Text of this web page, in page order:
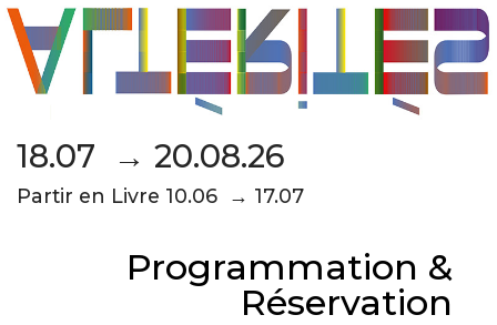
18.07 → 20.08.26
Partir en Livre 10.06 → 17.07
Programmation &
Réservation